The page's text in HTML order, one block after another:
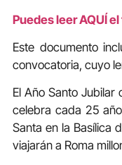
Puedes leer AQUÍ
Este documento
convocatoria, cuyo
El Año Santo
celebra cada 25
Santa en la Basílica
viajarán a Roma